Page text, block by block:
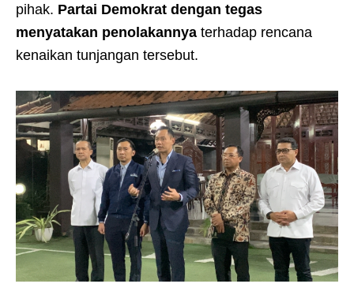
pihak. Partai Demokrat dengan tegas
menyatakan penolakannya terhadap rencana
kenaikan tunjangan tersebut.